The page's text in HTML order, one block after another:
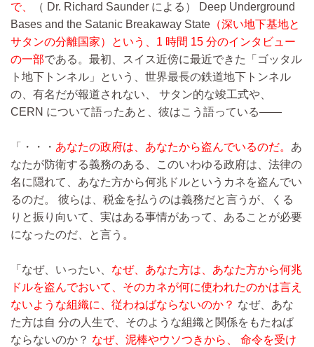
で、
（ Dr. Richard Saunder による） Deep Underground
Bases and the Satanic Breakaway State （深い地下基地と
サタンの分離国家）という、1 時間 15 分のインタビュー
の一部である。最初、スイス近傍に最近できた「ゴッタル
ト地下トンネル」という、世界最長の鉄道地下トンネル
の、有名だが報道されない、 サタン的な竣工式や、
CERN について語ったあと、彼はこう語っている――
「・・・ あなたの政府は、あなたから盗んでいるのだ。 あ
なたが防衛する義務のある、このいわゆる政府は、法律の
名に隠れて、あなた方から何兆ドルというカネを盗んでい
るのだ。 彼らは、税金を払うのは義務だと言うが、くる
りと振り向いて、実はある事情があって、あることが必要
になったのだ、と言う。
「なぜ、いったい、 なぜ、あなた方は、あなた方から何兆
ドルを盗んでおいて、そのカネが何に使われたのかは言え
ないような組織に、従わねばならないのか？ なぜ、あな
た方は自 分の人生で、そのような組織と関係をもたねば
ならないのか？ なぜ、泥棒やウソつきから、 命令を受け